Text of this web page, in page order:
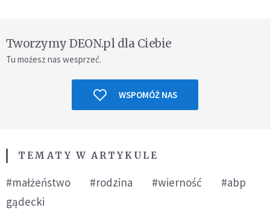
Tworzymy DEON.pl dla Ciebie
Tu możesz nas wesprzeć.
WSPOMÓŻ NAS
TEMATY W ARTYKULE
#małżeństwo #rodzina #wierność
#abp
gądecki